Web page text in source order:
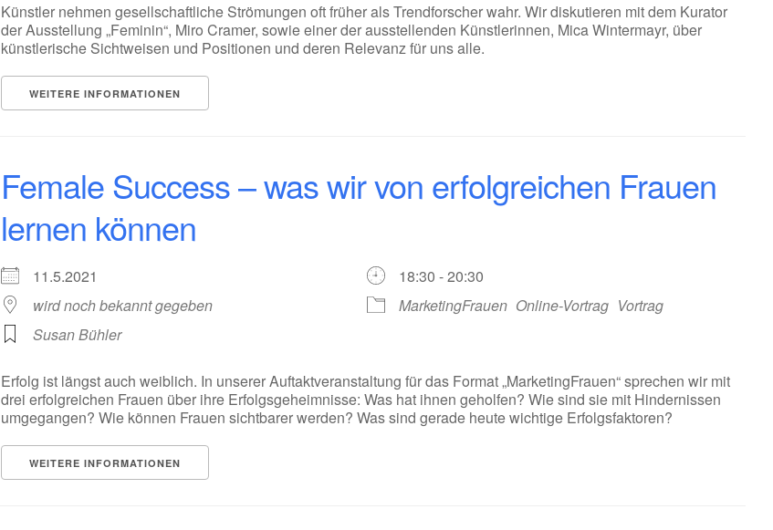
Künstler nehmen gesellschaftliche Strömungen oft früher als Trendforscher wahr. Wir diskutieren mit dem Kurator
der Ausstellung „Feminin“, Miro Cramer, sowie einer der ausstellenden Künstlerinnen, Mica Wintermayr, über
künstlerische Sichtweisen und Positionen und deren Relevanz für uns alle.
WEITERE INFORMATIONEN
Female Success – was wir von erfolgreichen Frauen
lernen können
11.5.2021
18:30 - 20:30
wird noch bekannt gegeben
MarketingFrauen Online-Vortrag Vortrag
Susan Bühler
Erfolg ist längst auch weiblich. In unserer Auftaktveranstaltung für das Format „MarketingFrauen“ sprechen wir mit
drei erfolgreichen Frauen über ihre Erfolgsgeheimnisse: Was hat ihnen geholfen? Wie sind sie mit Hindernissen
umgegangen? Wie können Frauen sichtbarer werden? Was sind gerade heute wichtige Erfolgsfaktoren?
WEITERE INFORMATIONEN